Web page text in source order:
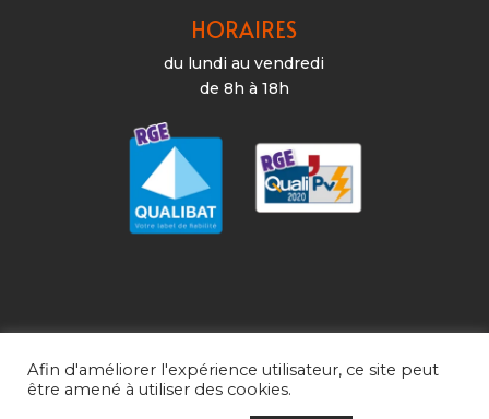
HORAIRES
du lundi au vendredi
de 8h à 18h
SARL Olivier SALEIL – Electricien Chauffagiste
Afin d'améliorer l'expérience utilisateur, ce site peut
être amené à utiliser des cookies.